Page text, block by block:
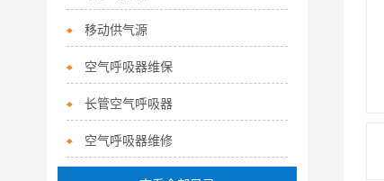
移动供气源
空气呼吸器维保
长管空气呼吸器
空气呼吸器维修